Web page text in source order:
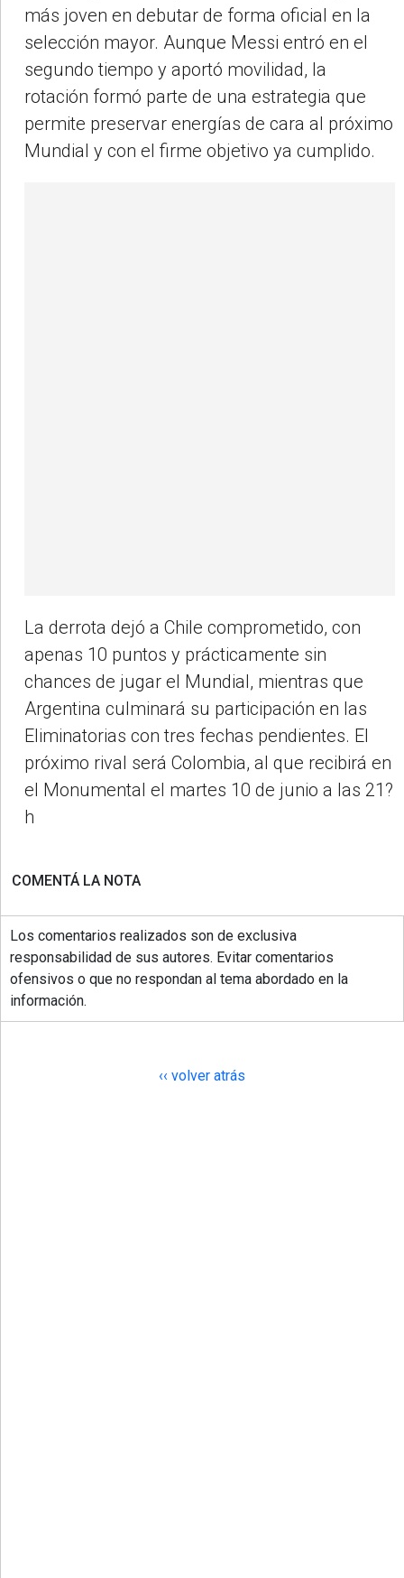
más joven en debutar de forma oficial en la
selección mayor. Aunque Messi entró en el
segundo tiempo y aportó movilidad, la
rotación formó parte de una estrategia que
permite preservar energías de cara al próximo
Mundial y con el firme objetivo ya cumplido.
La derrota dejó a Chile comprometido, con
apenas 10 puntos y prácticamente sin
chances de jugar el Mundial, mientras que
Argentina culminará su participación en las
Eliminatorias con tres fechas pendientes. El
próximo rival será Colombia, al que recibirá en
el Monumental el martes 10 de junio a las 21?
h
COMENTÁ LA NOTA
Los comentarios realizados son de exclusiva
responsabilidad de sus autores. Evitar comentarios
ofensivos o que no respondan al tema abordado en la
información.
‹‹ volver atrás